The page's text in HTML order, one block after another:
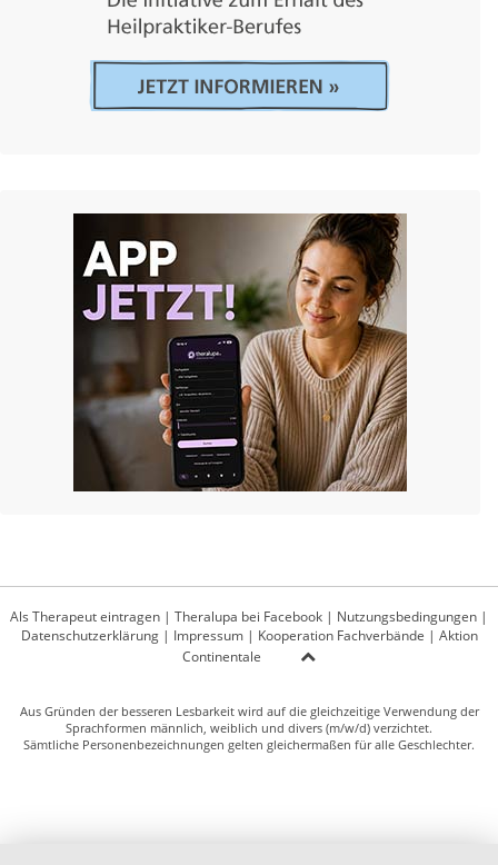
Als Therapeut eintragen | Theralupa bei Facebook | Nutzungsbedingungen |
Datenschutzerklärung| Impressum| Kooperation Fachverbände | Aktion
Continentale
Aus Gründen der besseren Lesbarkeit wird auf die gleichzeitige Verwendung der
Sprachformen männlich, weiblich und divers (m/w/d) verzichtet.
Sämtliche Personenbezeichnungen gelten gleichermaßen für alle Geschlechter.